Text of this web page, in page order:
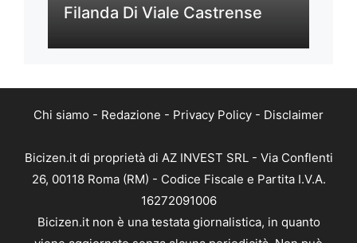
Filanda Di Viale Castrense
Chi siamo - Redazione - Privacy Policy - Disclaimer
Bicizen.it di proprietà di AZ INVEST SRL - Via Conflenti
26, 00118 Roma (RM) - Codice Fiscale e Partita I.V.A.
16272091006
Bicizen.it non è una testata giornalistica, in quanto